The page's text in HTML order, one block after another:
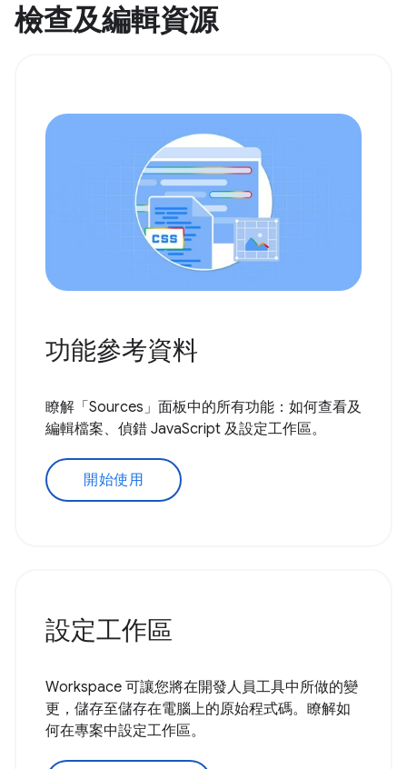
檢查及編輯資源
功能參考資料
瞭解「Sources」面板中的所有功能：如何查看及
編輯檔案、偵錯 JavaScript 及設定工作區。
開始使用
設定工作區
Workspace 可讓您將在開發人員工具中所做的變
更，儲存至儲存在電腦上的原始程式碼。瞭解如
何在專案中設定工作區。